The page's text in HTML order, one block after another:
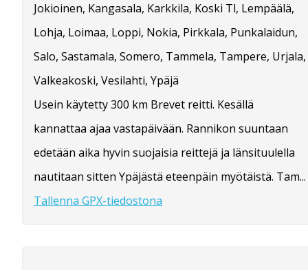
Jokioinen, Kangasala, Karkkila, Koski Tl, Lempäälä,
Lohja, Loimaa, Loppi, Nokia, Pirkkala, Punkalaidun,
Salo, Sastamala, Somero, Tammela, Tampere, Urjala,
Valkeakoski, Vesilahti, Ypäjä
Usein käytetty 300 km Brevet reitti. Kesällä
kannattaa ajaa vastapäivään. Rannikon suuntaan
edetään aika hyvin suojaisia reittejä ja länsituulella
nautitaan sitten Ypäjästä eteenpäin myötäistä. Tam...
Tallenna GPX-tiedostona